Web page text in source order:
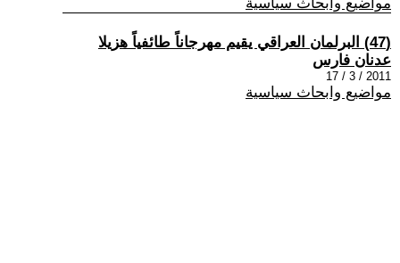
(47) البرلمان العراقي يقيم مهرجاناً طائفياً هزيلا
عدنان فارس
2011 / 3 / 17
مواضيع وابحاث سياسية